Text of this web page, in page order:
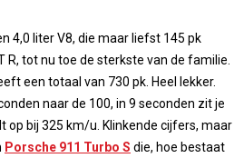
4,0 liter V8, die maar liefst 145 pk
R, tot nu toe de sterkste van de familie.
een totaal van 730 pk. Heel lekker.
naar de 100, in 9 seconden zit je
op bij 325 km/u. Klinkende cijfers, maar
Porsche 911 Turbo S die, hoe bestaat